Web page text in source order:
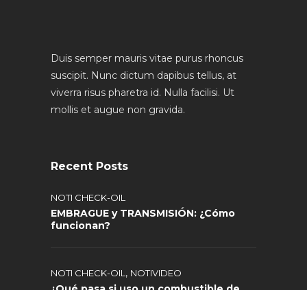
Duis semper mauris vitae purus rhoncus
suscipit. Nunc dictum dapibus tellus, at
viverra risus pharetra id. Nulla facilisi. Ut
mollis et augue non gravida.
Recent Posts
NOTI CHECK-OIL
EMBRAGUE y TRANSMISIÓN: ¿Cómo
funcionan?
NOTI CHECK-OIL , NOTIVIDEO